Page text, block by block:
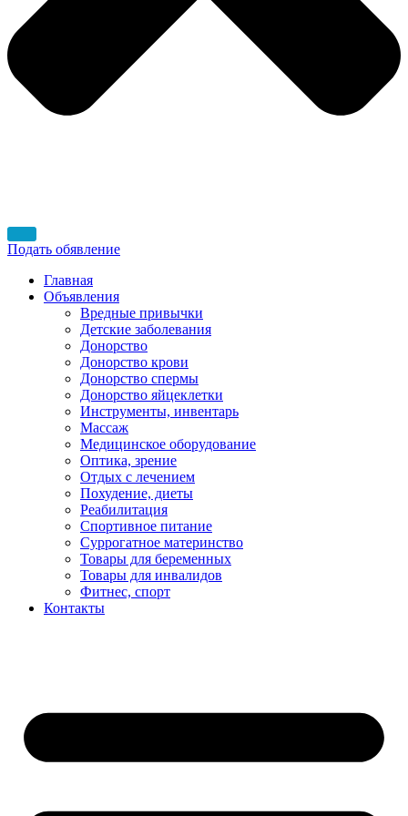
Подать обявление
Главная
Объявления
Вредные привычки
Детские заболевания
Донорство
Донорство крови
Донорство спермы
Донорство яйцеклетки
Инструменты, инвентарь
Массаж
Медицинское оборудование
Оптика, зрение
Отдых с лечением
Похудение, диеты
Реабилитация
Спортивное питание
Суррогатное материнство
Товары для беременных
Товары для инвалидов
Фитнес, спорт
Контакты